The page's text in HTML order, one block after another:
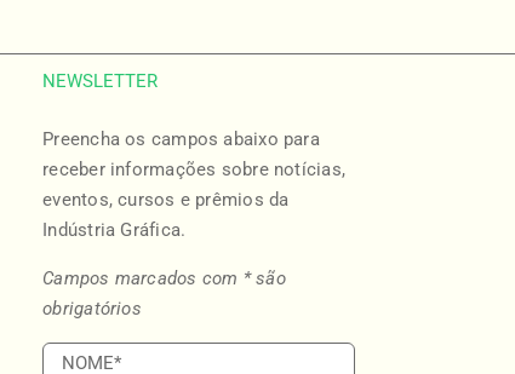
NEWSLETTER
Preencha os campos abaixo para
receber informações sobre notícias,
eventos, cursos e prêmios da
Indústria Gráfica.
Campos marcados com * são
obrigatórios